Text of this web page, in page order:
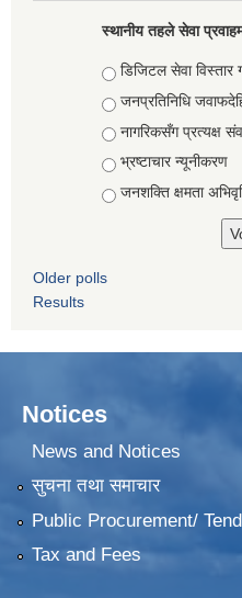
स्थानीय तहले सेवा
Choices
डिजिटल सेवा विस्तार
जनप्रतिनिधि
नागरिकसँग प्रत्यक्ष
भ्रष्टाचार न्यूनीकरण
जनशक्ति क्षमता
Older polls
Results
Notices
News and Notices
सुचना तथा समाचार
Public Procurement/
Tax and Fees